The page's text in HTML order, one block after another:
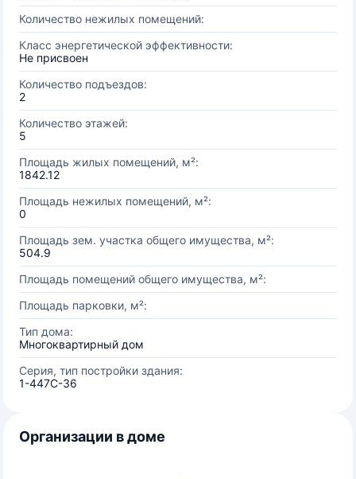
Количество нежилых помещений:
Класс энергетической эффективности:
Не присвоен
Количество подъездов:
2
Количество этажей:
5
Площадь жилых помещений, м²:
1842.12
Площадь нежилых помещений, м²:
0
Площадь зем. участка общего имущества, м²:
504.9
Площадь помещений общего имущества, м²:
Площадь парковки, м²:
Тип дома:
Многоквартирный дом
Серия, тип постройки здания:
1-447С-36
Организации в доме